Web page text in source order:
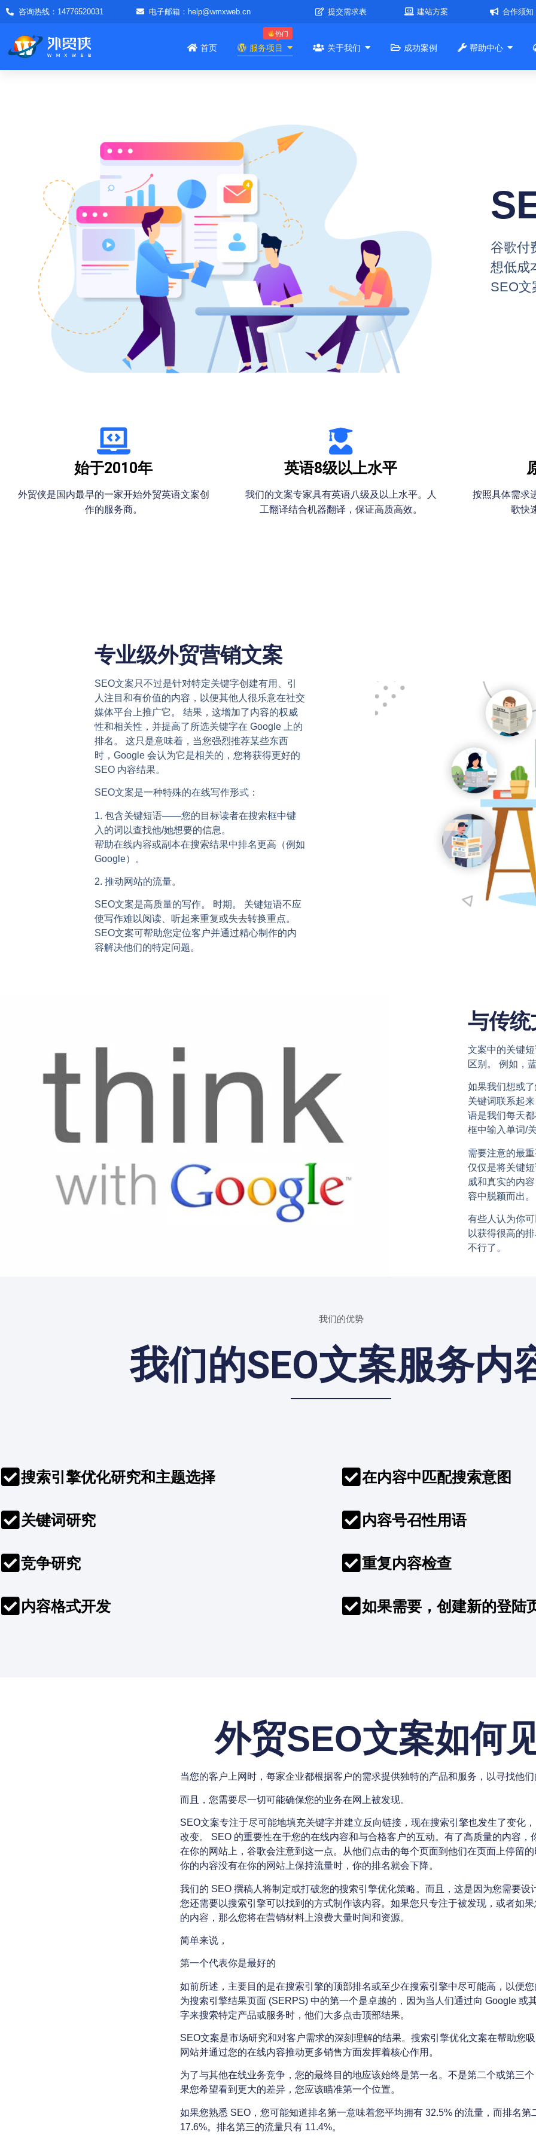
咨询热线：14776520031 电子邮箱：help@wmxweb.cn 提交需求表 建站方案 合作须知
首页 服务项目
热门
关于我们 成功案例 帮助中心
谷歌付
想低成
SEO文
始于2010年
外贸侠是国内最早的一家开始外贸英语文案创
作的服务商。
英语8级以上水平
我们的文案专家具有英语八级及以上水平。人
工翻译结合机器翻译，保证高质高效。
按照具体需求
歌快
专业级外贸营销文案
SEO文案只不过是针对特定关键字创建有用、引
人注目和有价值的内容，以便其他人很乐意在社交
媒体平台上推广它。 结果，这增加了内容的权威
性和相关性，并提高了所选关键字在 Google 上的
排名。 这只是意味着，当您强烈推荐某些东西
时，Google 会认为它是相关的，您将获得更好的
SEO 内容结果。
SEO文案是一种特殊的在线写作形式：
1. 包含关键短语——您的目标读者在搜索框中键
入的词以查找他/她想要的信息。
帮助在线内容或副本在搜索结果中排名更高（例如
Google）。
2. 推动网站的流量。
SEO文案是高质量的写作。 时期。 关键短语不应
使写作难以阅读、听起来重复或失去转换重点。
SEO文案可帮助您定位客户并通过精心制作的内
容解决他们的特定问题。
与传
文案中的关键
区别。 例如，
如果我们想或
关键词联系起
语是我们每天
框中输入单词/
需要注意的最
仅仅是将关键
威和真实的内
容中脱颖而出。
有些人认为你
以获得很高的
不行了。
我们的优势
我们的SEO文案服务内
搜索引擎优化研究和主题选择
关键词研究
竞争研究
内容格式开发
在内容中匹配搜索意图
内容号召性用语
重复内容检查
如果需要，创建新的登陆
外贸SEO文案如何
当您的客户上网时，每家企业都根据客户的需求提供独特的产品和服务，以寻找他
而且，您需要尽一切可能确保您的业务在网上被发现。
SEO文案专注于尽可能地填充关键字并建立反向链接，现在搜索引擎也发生了变化
改变。 SEO 的重要性在于您的在线内容和与合格客户的互动。有了高质量的内容，
在你的网站上，谷歌会注意到这一点。从他们点击的每个页面到他们在页面上停留
你的内容没有在你的网站上保持流量时，你的排名就会下降。
我们的 SEO 撰稿人将制定或打破您的搜索引擎优化策略。而且，这是因为您需要设
您还需要以搜索引擎可以找到的方式制作该内容。如果您只专注于被发现，或者如
的内容，那么您将在营销材料上浪费大量时间和资源。
简单来说，
第一个代表你是最好的
如前所述，主要目的是在搜索引擎的顶部排名或至少在搜索引擎中尽可能高，以便
为搜索引擎结果页面 (SERPS) 中的第一个是卓越的，因为当人们通过向 Google 或
字来搜索特定产品或服务时，他们大多点击顶部结果。
SEO文案是市场研究和对客户需求的深刻理解的结果。搜索引擎优化文案在帮助您
网站并通过您的在线内容推动更多销售方面发挥着核心作用。
为了与其他在线业务竞争，您的最终目的地应该始终是第一名。不是第二个或第三
果您希望看到更大的差异，您应该瞄准第一个位置。
如果您熟悉 SEO，您可能知道排名第一意味着您平均拥有 32.5% 的流量，而排名
17.6%。排名第三的流量只有 11.4%。